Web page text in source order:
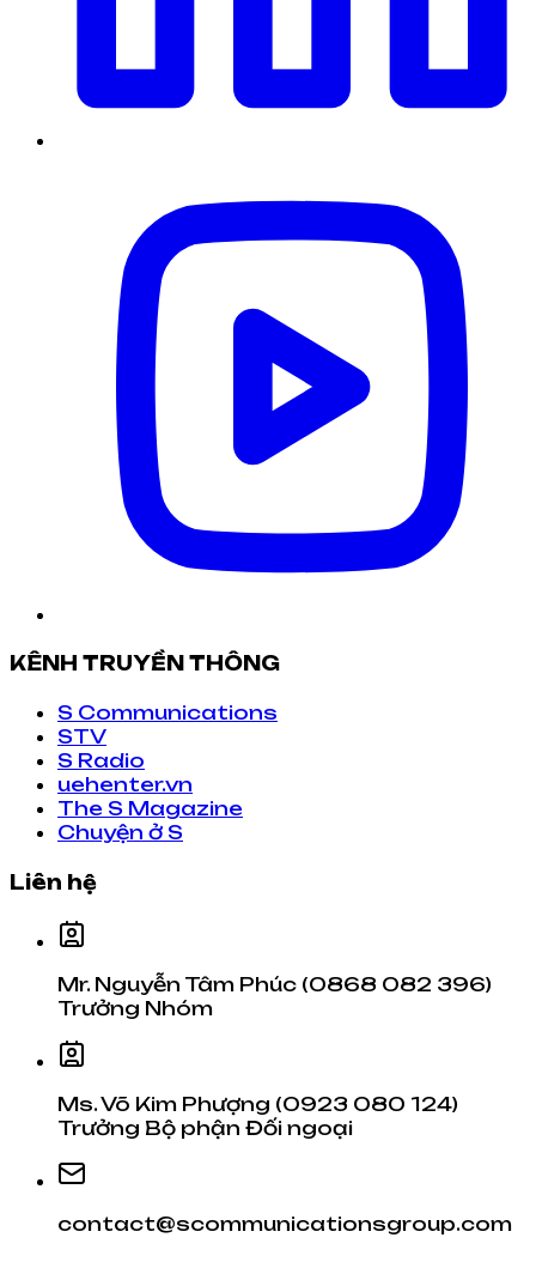
KÊNH TRUYỀN THÔNG
S Communications
STV
S Radio
uehenter.vn
The S Magazine
Chuyện ở S
Liên hệ
Mr. Nguyễn Tâm Phúc (0868 082 396)
Trưởng Nhóm
Ms. Võ Kim Phượng (0923 080 124)
Trưởng Bộ phận Đối ngoại
contact@scommunicationsgroup.com